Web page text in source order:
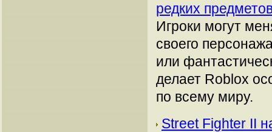
редких
Игроки могут
своего
или
делает Roblox
по всему миру.
Street Fighter II